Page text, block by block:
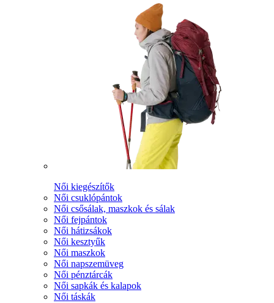
Női kiegészítők
Női csuklópántok
Női csősálak, maszkok és sálak
Női fejpántok
Női hátizsákok
Női kesztyűk
Női maszkok
Női napszemüveg
Női pénztárcák
Női sapkák és kalapok
Női táskák